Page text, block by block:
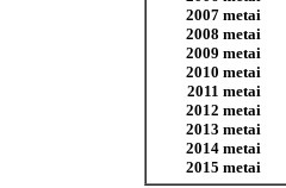
2007 metai
2008 metai
2009 metai
2010 metai
2011 metai
2012 metai
2013 metai
2014 metai
2015 metai